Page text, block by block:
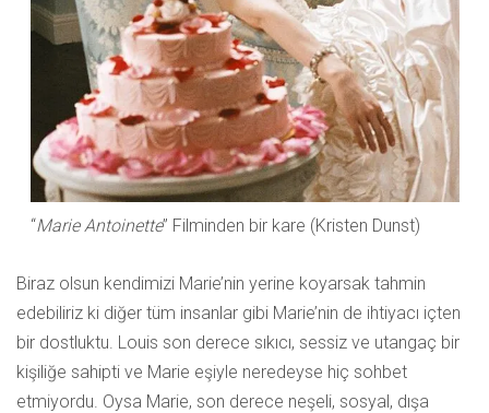
“Marie Antoinette” Filminden bir kare (Kristen Dunst)
Biraz olsun kendimizi Marie’nin yerine koyarsak tahmin
edebiliriz ki diğer tüm insanlar gibi Marie’nin de ihtiyacı içten
bir dostluktu. Louis son derece sıkıcı, sessiz ve utangaç bir
kişiliğe sahipti ve Marie eşiyle neredeyse hiç sohbet
etmiyordu. Oysa Marie, son derece neşeli, sosyal, dışa